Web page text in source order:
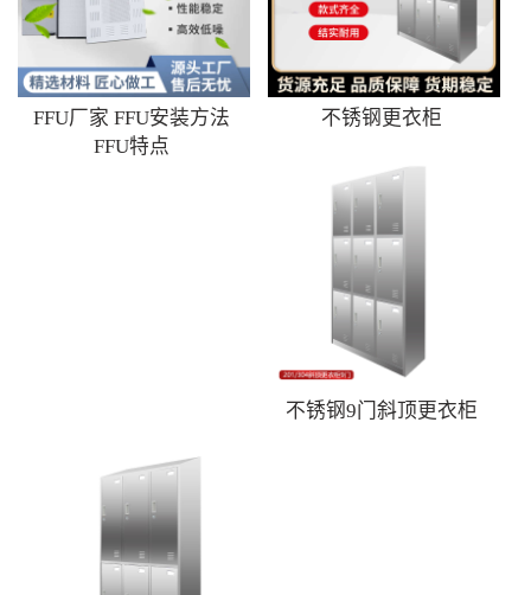
FFU厂家 FFU安装方法
FFU特点
不锈钢更衣柜
不锈钢9门斜顶更衣柜